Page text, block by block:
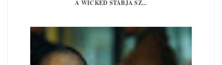
A WICKED STÁBJA SZ...